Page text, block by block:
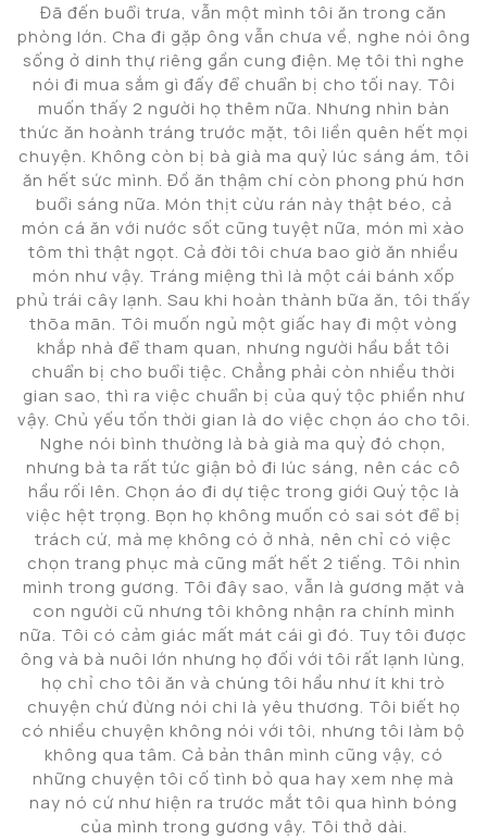
Đã đến buổi trưa, vẫn một mình tôi ăn trong căn
phòng lớn. Cha đi gặp ông vẫn chưa về, nghe nói ông
sống ở dinh thự riêng gần cung điện. Mẹ tôi thì nghe
nói đi mua sắm gì đấy để chuẩn bị cho tối nay. Tôi
muốn thấy 2 người họ thêm nữa. Nhưng nhìn bàn
thức ăn hoành tráng trước mặt, tôi liền quên hết mọi
chuyện. Không còn bị bà già ma quỷ lúc sáng ám, tôi
ăn hết sức mình. Đồ ăn thậm chí còn phong phú hơn
buổi sáng nữa. Món thịt cừu rán này thật béo, cả
món cá ăn với nước sốt cũng tuyệt nữa, món mì xào
tôm thì thật ngọt. Cả đời tôi chưa bao giờ ăn nhiều
món như vậy. Tráng miệng thì là một cái bánh xốp
phủ trái cây lạnh. Sau khi hoàn thành bữa ăn, tôi thấy
thõa mãn. Tôi muốn ngủ một giấc hay đi một vòng
khắp nhà để tham quan, nhưng người hầu bắt tôi
chuẩn bị cho buổi tiệc. Chẳng phải còn nhiều thời
gian sao, thì ra việc chuẩn bị của quý tộc phiền như
vậy. Chủ yếu tốn thời gian là do việc chọn áo cho tôi.
Nghe nói bình thường là bà già ma quỷ đó chọn,
nhưng bà ta rất tức giận bỏ đi lúc sáng, nên các cô
hầu rối lên. Chọn áo đi dự tiệc trong giới Quý tộc là
việc hệt trọng. Bọn họ không muốn có sai sót để bị
trách cứ, mà mẹ không có ở nhà, nên chỉ có việc
chọn trang phục mà cũng mất hết 2 tiếng. Tôi nhìn
mình trong gương. Tôi đây sao, vẫn là gương mặt và
con người cũ nhưng tôi không nhận ra chính mình
nữa. Tôi có cảm giác mất mát cái gì đó. Tuy tôi được
ông và bà nuôi lớn nhưng họ đối với tôi rất lạnh lùng,
họ chỉ cho tôi ăn và chúng tôi hầu như ít khi trò
chuyện chứ đừng nói chi là yêu thương. Tôi biết họ
có nhiều chuyện không nói với tôi, nhưng tôi làm bộ
không qua tâm. Cả bản thân mình cũng vậy, có
những chuyện tôi cố tình bỏ qua hay xem nhẹ mà
nay nó cứ như hiện ra trước mắt tôi qua hình bóng
của mình trong gương vậy. Tôi thở dài.